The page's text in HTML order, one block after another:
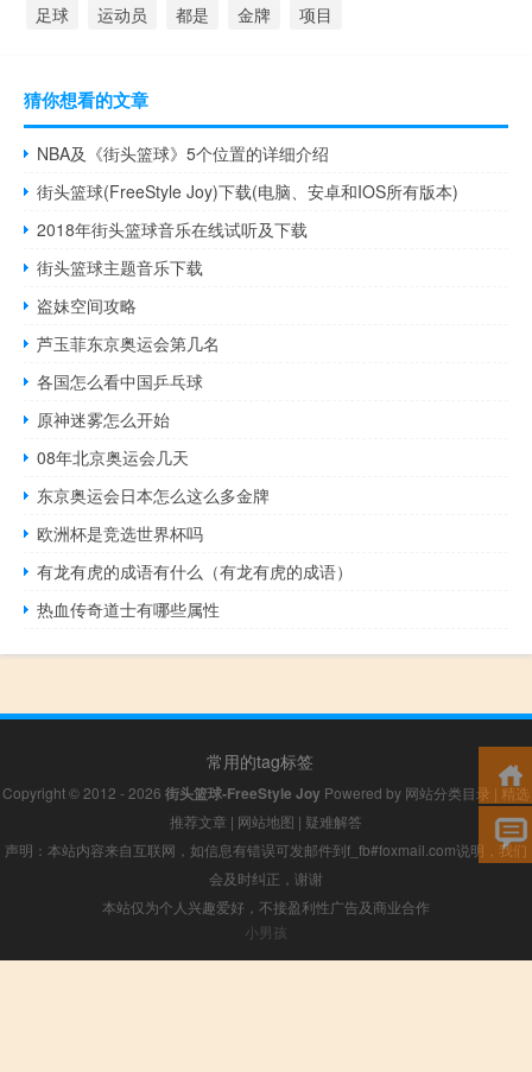
足球
运动员 都是 金牌 项目
猜你想看的文章
NBA及《街头篮球》5个位置的详细介绍
街头篮球(FreeStyle Joy)下载(电脑、安卓和IOS所有版本)
2018年街头篮球音乐在线试听及下载
街头篮球主题音乐下载
盗妹空间攻略
芦玉菲东京奥运会第几名
各国怎么看中国乒乓球
原神迷雾怎么开始
08年北京奥运会几天
东京奥运会日本怎么这么多金牌
欧洲杯是竞选世界杯吗
有龙有虎的成语有什么（有龙有虎的成语）
热血传奇道士有哪些属性
常用的tag标签
Copyright © 2012 - 2026 街头篮球-FreeStyle Joy Powered by 网站分类目录 | 精选
推荐文章 | 网站地图 | 疑难解答
声明：本站内容来自互联网，如信息有错误可发邮件到f_fb#foxmail.com说明，我们
会及时纠正，谢谢
本站仅为个人兴趣爱好，不接盈利性广告及商业合作
小男孩